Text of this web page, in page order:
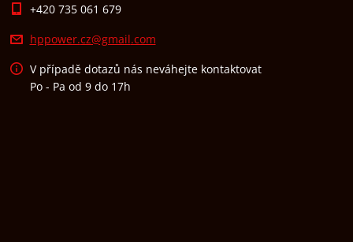
+420 735 061 679
hppower.cz@gmail.com
V případě dotazů nás neváhejte kontaktovat
Po - Pa od 9 do 17h